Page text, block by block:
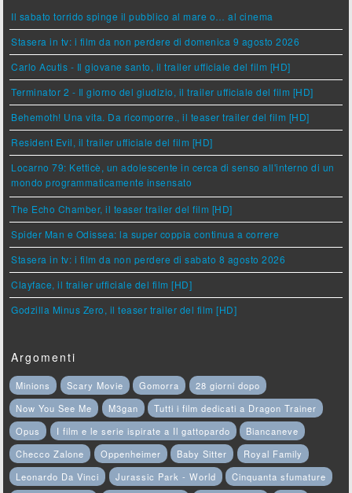
Il sabato torrido spinge il pubblico al mare o… al cinema
Stasera in tv: i film da non perdere di domenica 9 agosto 2026
Carlo Acutis - Il giovane santo, il trailer ufficiale del film [HD]
Terminator 2 - Il giorno del giudizio, il trailer ufficiale del film [HD]
Behemoth! Una vita. Da ricomporre., il teaser trailer del film [HD]
Resident Evil, il trailer ufficiale del film [HD]
Locarno 79: Ketticè, un adolescente in cerca di senso all'interno di un
mondo programmaticamente insensato
The Echo Chamber, il teaser trailer del film [HD]
Spider Man e Odissea: la super coppia continua a correre
Stasera in tv: i film da non perdere di sabato 8 agosto 2026
Clayface, il trailer ufficiale del film [HD]
Godzilla Minus Zero, il teaser trailer del film [HD]
Argomenti
Minions Scary Movie Gomorra
28 giorni dopo
Now You See Me
M3gan
Tutti i film dedicati a Dragon Trainer
Opus
I film e le serie ispirate a Il gattopardo
Biancaneve
Checco Zalone
Oppenheimer Baby Sitter
Royal Family
Leonardo Da Vinci
Jurassic Park - World
Cinquanta sfumature